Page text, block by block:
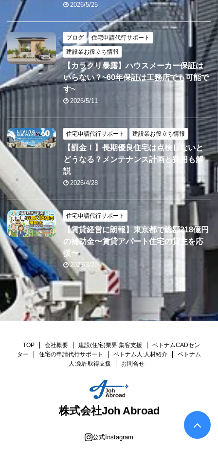
2026/5/25
ブログ 住宅申請代行サポート
建設業お役立ち情報
【カラクリ暴露】ハウスメーカー保証は
いらない？~60年保証は工務店でも可能で
す~
2026/5/11
住宅申請代行サポート 建設業お役立ち情報
【罰金！】長期優良住宅は点検しないと
どうなる？メンテナンス計画と費用も解
説
2026/4/28
住宅申請代行サポート
【賃貸経営に朗報】東京都で総額218億円
の補助金〜賃貸アパート住宅の貸主を応
援〜
2026/3/20
TOP 会社概要 建設(住宅)業界:集客支援
ベトナムCADセン
ター
住宅の申請代行サポート ベトナム人:人材紹介
ベトナム
人:免許取得支援
お問合せ
株式会社Joh Abroad
公式Instagram